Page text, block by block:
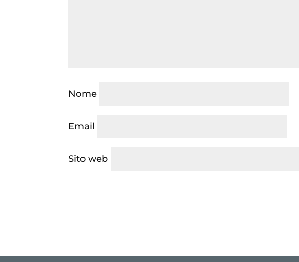
Nome
Email
Sito web